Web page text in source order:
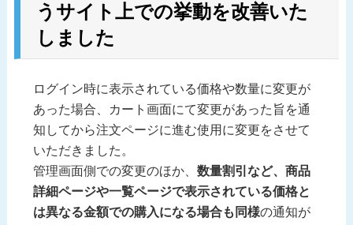
うサイト上での挙動を改善いた
しました
ログイン時に表示されている価格や数量に変更が
あった場合、カート画面にて変更があった旨を通
知してから注文ページに進む使用に変更をさせて
いただきました。
管理画面側での変更のほか、 数量割引など、商品
詳細ページや一覧ページで表示されている価格と
は異なる金額での購入になる場合も同様の通知が